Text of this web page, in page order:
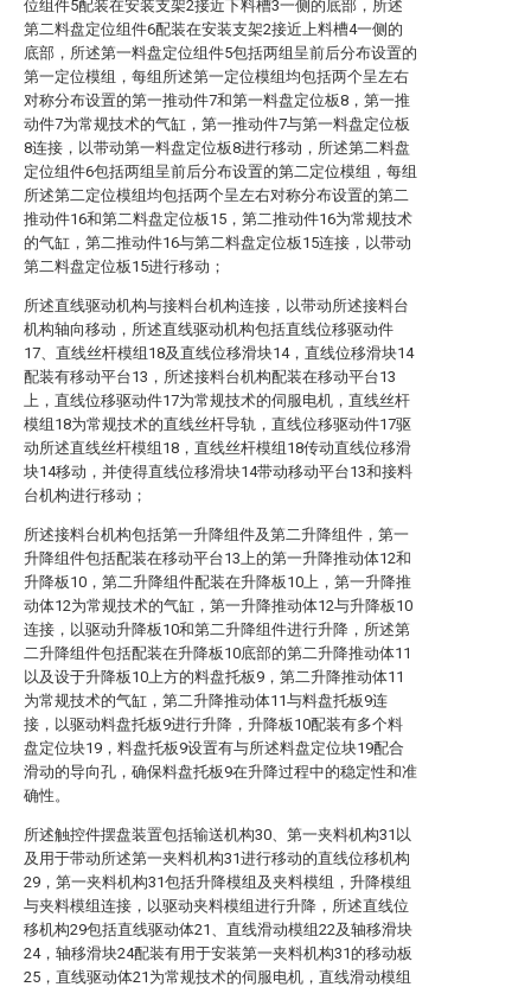
位组件5配装在安装支架2接近下料槽3一侧的底部，所述
第二料盘定位组件6配装在安装支架2接近上料槽4一侧的
底部，所述第一料盘定位组件5包括两组呈前后分布设置的
第一定位模组，每组所述第一定位模组均包括两个呈左右
对称分布设置的第一推动件7和第一料盘定位板8，第一推
动件7为常规技术的气缸，第一推动件7与第一料盘定位板
8连接，以带动第一料盘定位板8进行移动，所述第二料盘
定位组件6包括两组呈前后分布设置的第二定位模组，每组
所述第二定位模组均包括两个呈左右对称分布设置的第二
推动件16和第二料盘定位板15，第二推动件16为常规技术
的气缸，第二推动件16与第二料盘定位板15连接，以带动
第二料盘定位板15进行移动；
所述直线驱动机构与接料台机构连接，以带动所述接料台
机构轴向移动，所述直线驱动机构包括直线位移驱动件
17、直线丝杆模组18及直线位移滑块14，直线位移滑块14
配装有移动平台13，所述接料台机构配装在移动平台13
上，直线位移驱动件17为常规技术的伺服电机，直线丝杆
模组18为常规技术的直线丝杆导轨，直线位移驱动件17驱
动所述直线丝杆模组18，直线丝杆模组18传动直线位移滑
块14移动，并使得直线位移滑块14带动移动平台13和接料
台机构进行移动；
所述接料台机构包括第一升降组件及第二升降组件，第一
升降组件包括配装在移动平台13上的第一升降推动体12和
升降板10，第二升降组件配装在升降板10上，第一升降推
动体12为常规技术的气缸，第一升降推动体12与升降板10
连接，以驱动升降板10和第二升降组件进行升降，所述第
二升降组件包括配装在升降板10底部的第二升降推动体11
以及设于升降板10上方的料盘托板9，第二升降推动体11
为常规技术的气缸，第二升降推动体11与料盘托板9连
接，以驱动料盘托板9进行升降，升降板10配装有多个料
盘定位块19，料盘托板9设置有与所述料盘定位块19配合
滑动的导向孔，确保料盘托板9在升降过程中的稳定性和准
确性。
所述触控件摆盘装置包括输送机构30、第一夹料机构31以
及用于带动所述第一夹料机构31进行移动的直线位移机构
29，第一夹料机构31包括升降模组及夹料模组，升降模组
与夹料模组连接，以驱动夹料模组进行升降，所述直线位
移机构29包括直线驱动体21、直线滑动模组22及轴移滑块
24，轴移滑块24配装有用于安装第一夹料机构31的移动板
25，直线驱动体21为常规技术的伺服电机，直线滑动模组